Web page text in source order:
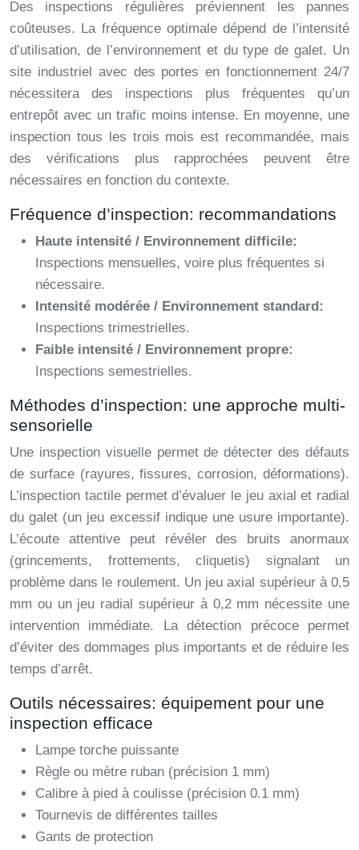
Des inspections régulières préviennent les pannes
coûteuses. La fréquence optimale dépend de l’intensité
d’utilisation, de l’environnement et du type de galet. Un
site industriel avec des portes en fonctionnement 24/7
nécessitera des inspections plus fréquentes qu’un
entrepôt avec un trafic moins intense. En moyenne, une
inspection tous les trois mois est recommandée, mais
des vérifications plus rapprochées peuvent être
nécessaires en fonction du contexte.
Fréquence d’inspection: recommandations
Haute intensité / Environnement difficile:
Inspections mensuelles, voire plus fréquentes si
nécessaire.
Intensité modérée / Environnement standard:
Inspections trimestrielles.
Faible intensité / Environnement propre:
Inspections semestrielles.
Méthodes d’inspection: une approche multi-
sensorielle
Une inspection visuelle permet de détecter des défauts
de surface (rayures, fissures, corrosion, déformations).
L’inspection tactile permet d’évaluer le jeu axial et radial
du galet (un jeu excessif indique une usure importante).
L’écoute attentive peut révéler des bruits anormaux
(grincements, frottements, cliquetis) signalant un
problème dans le roulement. Un jeu axial supérieur à 0,5
mm ou un jeu radial supérieur à 0,2 mm nécessite une
intervention immédiate. La détection précoce permet
d’éviter des dommages plus importants et de réduire les
temps d’arrêt.
Outils nécessaires: équipement pour une
inspection efficace
Lampe torche puissante
Règle ou mètre ruban (précision 1 mm)
Calibre à pied à coulisse (précision 0.1 mm)
Tournevis de différentes tailles
Gants de protection